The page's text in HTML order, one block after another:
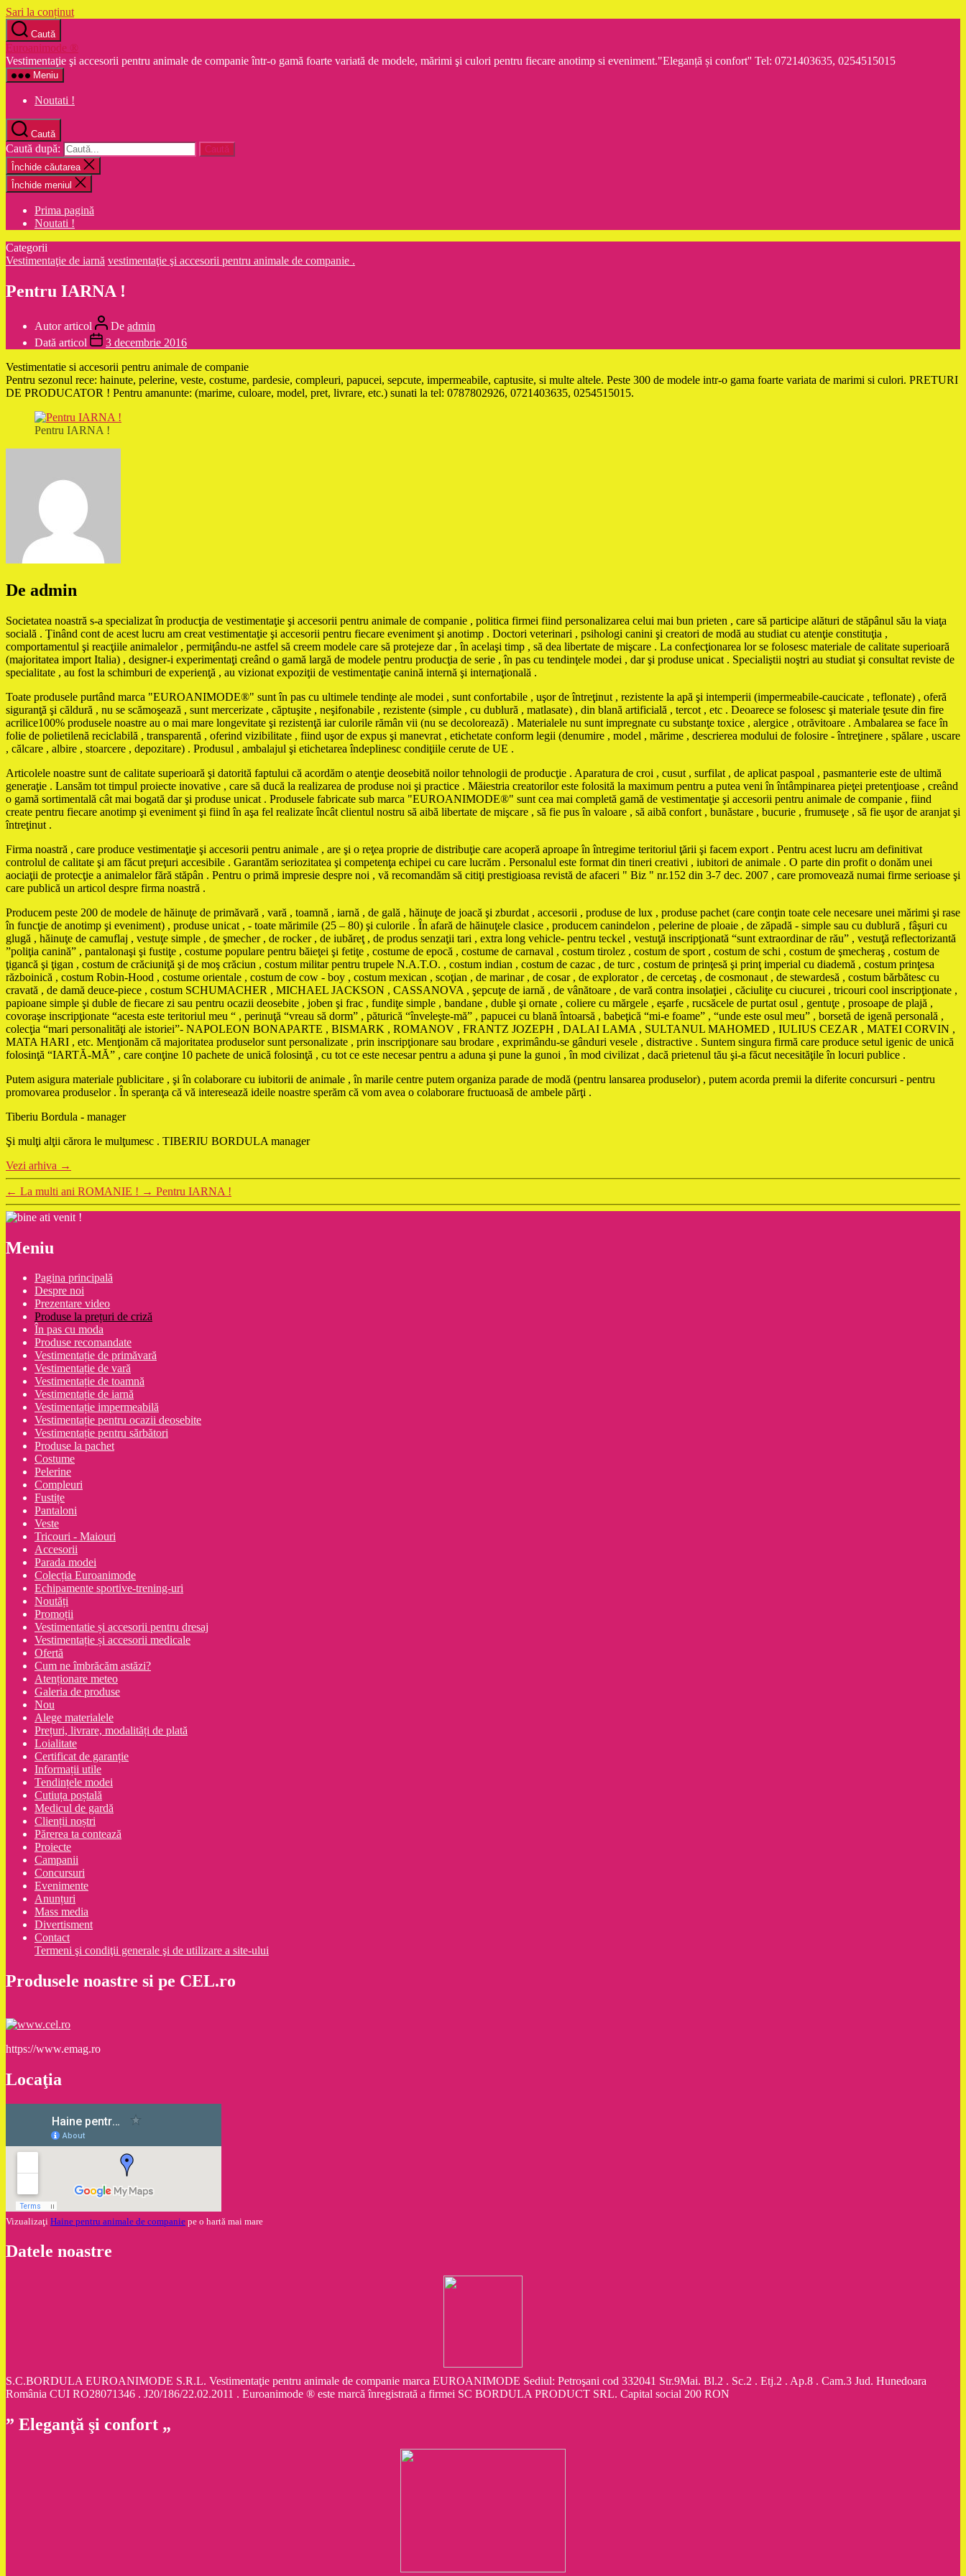
Sari la conținut
Caută
Euroanimode ®
Vestimentaţie şi accesorii pentru animale de companie într-o gamă foarte variată de modele, mărimi şi culori pentru fiecare anotimp si eveniment."Eleganță și confort'' Tel: 0721403635, 0254515015
Meniu
Noutati !
Caută
Caută după:
Închide căutarea
Închide meniul
Prima pagină
Noutati !
Categorii
Vestimentaţie de iarnă vestimentaţie şi accesorii pentru animale de companie .
Pentru IARNA !
Autor articol De admin
Dată articol
3 decembrie 2016
Vestimentatie si accesorii pentru animale de companie
Pentru sezonul rece: hainute, pelerine, veste, costume, pardesie, compleuri, papucei, sepcute, impermeabile, captusite, si multe altele. Peste 300 de modele intr-o gama foarte variata de marimi si culori. PRETURI
DE PRODUCATOR ! Pentru amanunte: (marime, culoare, model, pret, livrare, etc.) sunati la tel: 0787802926, 0721403635, 0254515015.
Pentru IARNA !
De admin
Societatea noastră s-a specializat în producţia de vestimentaţie şi accesorii pentru animale de companie , politica firmei fiind personalizarea celui mai bun prieten , care să participe alături de stăpânul său la viaţa
socială . Ţinând cont de acest lucru am creat vestimentaţie şi accesorii pentru fiecare eveniment şi anotimp . Doctori veterinari , psihologi canini şi creatori de modă au studiat cu atenţie constituţia ,
comportamentul şi reacţiile animalelor , permiţându-ne astfel să creem modele care să protejeze dar , în acelaşi timp , să dea libertate de mişcare . La confecţionarea lor se folosesc materiale de calitate superioară
(majoritatea import Italia) , designer-i experimentaţi creând o gamă largă de modele pentru producţia de serie , în pas cu tendinţele modei , dar şi produse unicat . Specialiştii noştri au studiat şi consultat reviste de
specialitate , au fost la schimburi de experienţă , au vizionat expoziţii de vestimentaţie canină internă şi internaţională .
Toate produsele purtând marca "EUROANIMODE®" sunt în pas cu ultimele tendinţe ale modei , sunt confortabile , uşor de întreţinut , rezistente la apă şi intemperii (impermeabile-caucicate , teflonate) , oferă
siguranţă şi căldură , nu se scămoşează , sunt mercerizate , căptuşite , neşifonabile , rezistente (simple , cu dublură , matlasate) , din blană artificială , tercot , etc . Deoarece se folosesc şi materiale ţesute din fire
acrilice100% produsele noastre au o mai mare longevitate şi rezistenţă iar culorile rămân vii (nu se decolorează) . Materialele nu sunt impregnate cu substanţe toxice , alergice , otrăvitoare . Ambalarea se face în
folie de polietilenă reciclabilă , transparentă , oferind vizibilitate , fiind uşor de expus şi manevrat , etichetate conform legii (denumire , model , mărime , descrierea modului de folosire - întreţinere , spălare , uscare
, călcare , albire , stoarcere , depozitare) . Produsul , ambalajul şi etichetarea îndeplinesc condiţiile cerute de UE .
Articolele noastre sunt de calitate superioară şi datorită faptului că acordăm o atenţie deosebită noilor tehnologii de producţie . Aparatura de croi , cusut , surfilat , de aplicat paspoal , pasmanterie este de ultimă
generaţie . Lansăm tot timpul proiecte inovative , care să ducă la realizarea de produse noi şi practice . Măiestria creatorilor este folosită la maximum pentru a putea veni în întâmpinarea pieţei pretenţioase , creând
o gamă sortimentală cât mai bogată dar şi produse unicat . Produsele fabricate sub marca "EUROANIMODE®" sunt cea mai completă gamă de vestimentaţie şi accesorii pentru animale de companie , fiind
create pentru fiecare anotimp şi eveniment şi fiind în aşa fel realizate încât clientul nostru să aibă libertate de mişcare , să fie pus în valoare , să aibă confort , bunăstare , bucurie , frumuseţe , să fie uşor de aranjat şi
întreţinut .
Firma noastră , care produce vestimentaţie şi accesorii pentru animale , are şi o reţea proprie de distribuţie care acoperă aproape în întregime teritoriul ţării şi facem export . Pentru acest lucru am definitivat
controlul de calitate şi am făcut preţuri accesibile . Garantăm seriozitatea şi competenţa echipei cu care lucrăm . Personalul este format din tineri creativi , iubitori de animale . O parte din profit o donăm unei
aociaţii de protecţie a animalelor fără stăpân . Pentru o primă impresie despre noi , vă recomandăm să citiţi prestigioasa revistă de afaceri " Biz " nr.152 din 3-7 dec. 2007 , care promovează numai firme serioase şi
care publică un articol despre firma noastră .
Producem peste 200 de modele de hăinuţe de primăvară , vară , toamnă , iarnă , de gală , hăinuţe de joacă şi zburdat , accesorii , produse de lux , produse pachet (care conţin toate cele necesare unei mărimi şi rase
în funcţie de anotimp şi eveniment) , produse unicat , - toate mărimile (25 – 80) şi culorile . În afară de hăinuţele clasice , producem canindelon , pelerine de ploaie , de zăpadă - simple sau cu dublură , fâşuri cu
glugă , hăinuţe de camuflaj , vestuţe simple , de şmecher , de rocker , de iubăreţ , de produs senzaţii tari , extra long vehicle- pentru teckel , vestuţă inscripţionată “sunt extraordinar de rău” , vestuţă reflectorizantă
”poliţia canină” , pantalonaşi şi fustiţe , costume populare pentru băieţei şi fetiţe , costume de epocă , costume de carnaval , costum tirolez , costum de sport , costum de schi , costum de şmecheraş , costum de
ţigancă şi ţigan , costum de crăciuniţă şi de moş crăciun , costum militar pentru trupele N.A.T.O. , costum indian , costum de cazac , de turc , costum de prinţesă şi prinţ imperial cu diademă , costum prinţesa
războinică , costum Robin-Hood , costume orientale , costum de cow - boy , costum mexican , scoţian , de marinar , de cosar , de explorator , de cercetaş , de cosmonaut , de stewardesă , costum bărbătesc cu
cravată , de damă deuce-piece , costum SCHUMACHER , MICHAEL JACKSON , CASSANOVA , şepcuţe de iarnă , de vânătoare , de vară contra insolaţiei , căciuliţe cu ciucurei , tricouri cool inscripţionate ,
papioane simple şi duble de fiecare zi sau pentru ocazii deosebite , joben şi frac , fundiţe simple , bandane , duble şi ornate , coliere cu mărgele , eşarfe , rucsăcele de purtat osul , gentuţe , prosoape de plajă ,
covoraşe inscripţionate “acesta este teritoriul meu “ , perinuţă “vreau să dorm” , păturică “înveleşte-mă” , papucei cu blană întoarsă , babeţică “mi-e foame” , “unde este osul meu” , borsetă de igenă personală ,
colecţia “mari personalităţi ale istoriei”- NAPOLEON BONAPARTE , BISMARK , ROMANOV , FRANTZ JOZEPH , DALAI LAMA , SULTANUL MAHOMED , IULIUS CEZAR , MATEI CORVIN ,
MATA HARI , etc. Menţionăm că majoritatea produselor sunt personalizate , prin inscripţionare sau brodare , exprimându-se gânduri vesele , distractive . Suntem singura firmă care produce setul igenic de unică
folosinţă “IARTĂ-MĂ” , care conţine 10 pachete de unică folosinţă , cu tot ce este necesar pentru a aduna şi pune la gunoi , în mod civilizat , dacă prietenul tău şi-a făcut necesităţile în locuri publice .
Putem asigura materiale publicitare , şi în colaborare cu iubitorii de animale , în marile centre putem organiza parade de modă (pentru lansarea produselor) , putem acorda premii la diferite concursuri - pentru
promovarea produselor . În speranţa că vă interesează ideile noastre sperăm că vom avea o colaborare fructuoasă de ambele părţi .
Tiberiu Bordula - manager
Şi mulţi alţii cărora le mulţumesc . TIBERIU BORDULA manager
Vezi arhiva →
← La multi ani ROMANIE ! → Pentru IARNA !
Meniu
Pagina principală
Despre noi
Prezentare video
Produse la prețuri de criză
În pas cu moda
Produse recomandate
Vestimentație de primăvară
Vestimentație de vară
Vestimentație de toamnă
Vestimentație de iarnă
Vestimentație impermeabilă
Vestimentație pentru ocazii deosebite
Vestimentație pentru sărbători
Produse la pachet
Costume
Pelerine
Compleuri
Fustițe
Pantaloni
Veste
Tricouri - Maiouri
Accesorii
Parada modei
Colecția Euroanimode
Echipamente sportive-trening-uri
Noutăți
Promoții
Vestimentatie și accesorii pentru dresaj
Vestimentație și accesorii medicale
Ofertă
Cum ne îmbrăcăm astăzi?
Atenționare meteo
Galeria de produse
Nou
Alege materialele
Prețuri, livrare, modalități de plată
Loialitate
Certificat de garanție
Informații utile
Tendințele modei
Cutiuța poștală
Medicul de gardă
Clienții noștri
Părerea ta contează
Proiecte
Campanii
Concursuri
Evenimente
Anunțuri
Mass media
Divertisment
Contact
Termeni şi condiţii generale şi de utilizare a site-ului
Produsele noastre si pe CEL.ro
https://www.emag.ro
Locaţia
Vizualizaţi Haine pentru animale de companie pe o hartă mai mare
Datele noastre
S.C.BORDULA EUROANIMODE S.R.L. Vestimentaţie pentru animale de companie marca EUROANIMODE Sediul: Petroşani cod 332041 Str.9Mai. Bl.2 . Sc.2 . Etj.2 . Ap.8 . Cam.3 Jud. Hunedoara
România CUI RO28071346 . J20/186/22.02.2011 . Euroanimode ® este marcă înregistrată a firmei SC BORDULA PRODUCT SRL. Capital social 200 RON
” Eleganţă şi confort „